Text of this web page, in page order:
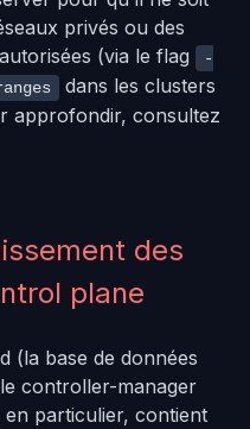
privés ou des
(via le flag
-
dans les clusters
approfondir, consultez
des
plane
(la base de données
controller-manager
en particulier, contient